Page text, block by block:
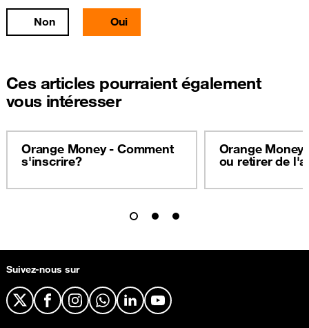
Non Oui
Ces articles pourraient également
vous intéresser
Orange Money - Comment
s'inscrire?
Orange Money
ou retirer de
Suivez-nous sur
X FacebookInstagramWhatsApp
LinkedInYouTube